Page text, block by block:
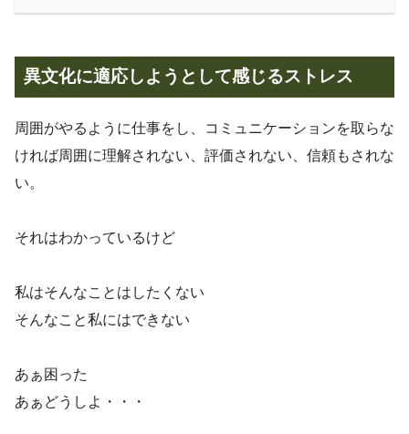
異文化に適応しようとして感じるストレス
周囲がやるように仕事をし、コミュニケーションを取らな
ければ周囲に理解されない、評価されない、信頼もされな
い。
それはわかっているけど
私はそんなことはしたくない
そんなこと私にはできない
あぁ困った
あぁどうしよ・・・